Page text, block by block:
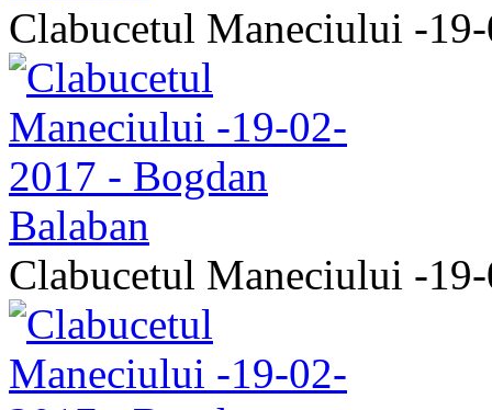
Clabucetul Maneciului -
Clabucetul Maneciului -